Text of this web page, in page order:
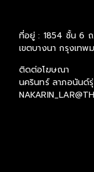
ที่อยู่ : 1854 ชั้น 6
เขตบางนา กรุงเทพ
ติดต่อโฆษณา
นครินทร์ ลาภอนันด์